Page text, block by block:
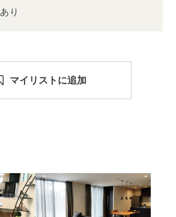
あり
マイリストに追加